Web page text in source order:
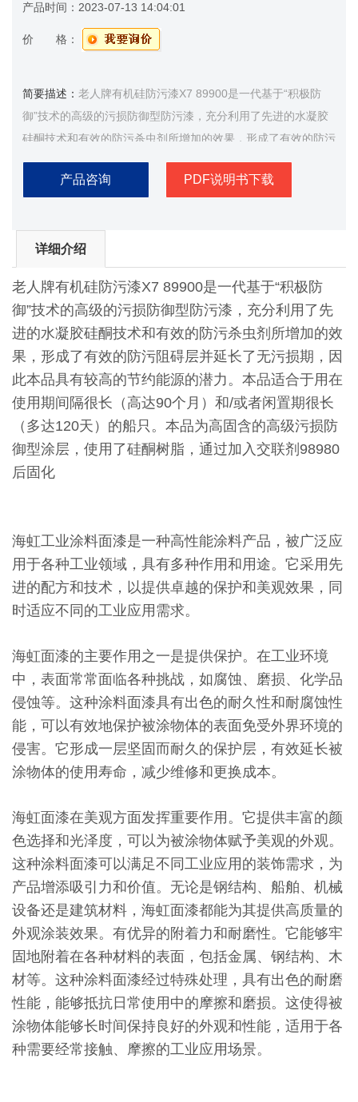
产品时间： 2023-07-13 14:04:01
价 格：
简要描述： 老人牌有机硅防污漆X7 89900是一代基于“积极防
御”技术的高级的污损防御型防污漆，充分利用了先进的水凝胶
硅酮技术和有效的防污杀虫剂所增加的效果，形成了有效的防污
阻碍层并延长了无污损期
产品咨询 PDF说明书下载
详细介绍
老人牌有机硅防污漆X7 89900是一代基于“积极防
御”技术的高级的污损防御型防污漆，充分利用了先
进的水凝胶硅酮技术和有效的防污杀虫剂所增加的效
果，形成了有效的防污阻碍层并延长了无污损期，因
此本品具有较高的节约能源的潜力。本品适合于用在
使用期间隔很长（高达90个月）和/或者闲置期很长
（多达120天）的船只。本品为高固含的高级污损防
御型涂层，使用了硅酮树脂，通过加入交联剂98980
后固化
海虹工业涂料面漆是一种高性能涂料产品，被广泛应
用于各种工业领域，具有多种作用和用途。它采用先
进的配方和技术，以提供卓越的保护和美观效果，同
时适应不同的工业应用需求。
海虹面漆的主要作用之一是提供保护。在工业环境
中，表面常常面临各种挑战，如腐蚀、磨损、化学品
侵蚀等。这种涂料面漆具有出色的耐久性和耐腐蚀性
能，可以有效地保护被涂物体的表面免受外界环境的
侵害。它形成一层坚固而耐久的保护层，有效延长被
涂物体的使用寿命，减少维修和更换成本。
海虹面漆在美观方面发挥重要作用。它提供丰富的颜
色选择和光泽度，可以为被涂物体赋予美观的外观。
这种涂料面漆可以满足不同工业应用的装饰需求，为
产品增添吸引力和价值。无论是钢结构、船舶、机械
设备还是建筑材料，海虹面漆都能为其提供高质量的
外观涂装效果。有优异的附着力和耐磨性。它能够牢
固地附着在各种材料的表面，包括金属、钢结构、木
材等。这种涂料面漆经过特殊处理，具有出色的耐磨
性能，能够抵抗日常使用中的摩擦和磨损。这使得被
涂物体能够长时间保持良好的外观和性能，适用于各
种需要经常接触、摩擦的工业应用场景。